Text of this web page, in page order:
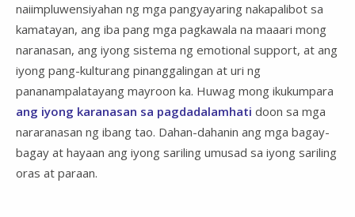
naiimpluwensiyahan ng mga pangyayaring nakapalibot sa
kamatayan, ang iba pang mga pagkawala na maaari mong
naranasan, ang iyong sistema ng emotional support, at ang
iyong pang-kulturang pinanggalingan at uri ng
pananampalatayang mayroon ka. Huwag mong ikukumpara
ang iyong karanasan sa pagdadalamhati doon sa mga
nararanasan ng ibang tao. Dahan-dahanin ang mga bagay-
bagay at hayaan ang iyong sariling umusad sa iyong sariling
oras at paraan.